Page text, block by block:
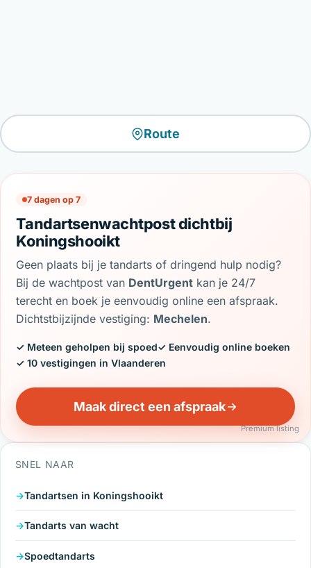
Route
7 dagen op 7
Tandartsenwachtpost dichtbij
Koningshooikt
Geen plaats bij je tandarts of dringend hulp nodig?
Bij de wachtpost van DentUrgent kan je 24/7
terecht en boek je eenvoudig online een afspraak.
Dichtstbijzijnde vestiging: Mechelen.
✓ Meteen geholpen bij spoed✓ Eenvoudig online boeken
✓ 10 vestigingen in Vlaanderen
Maak direct een afspraak
Premium listing
SNEL NAAR
Tandartsen in Koningshooikt
Tandarts van wacht
Spoedtandarts